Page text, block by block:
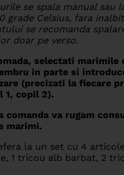
se spala manual sau
grade Celsius, fara
se recomanda
doar pe verso.
selectati marimile
in parte si
(precizati la fiecare
1, copil 2).
comanda va rugam
marimi.
la un set cu 4
1 tricou alb barbat, 2